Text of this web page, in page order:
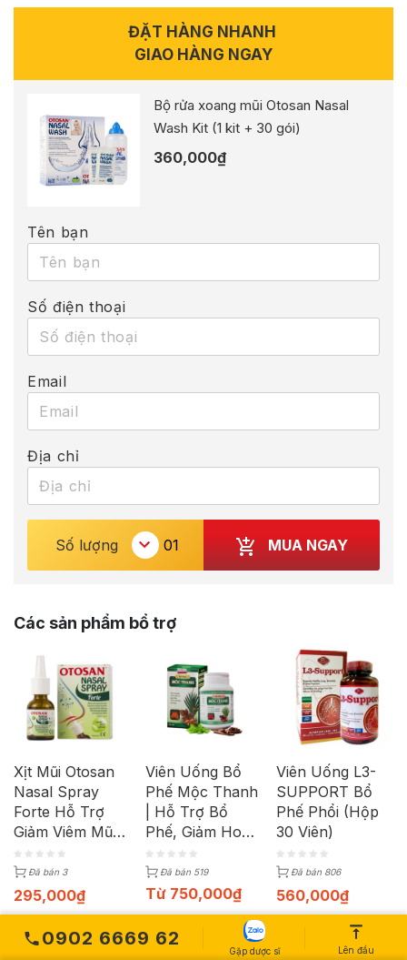
ĐẶT HÀNG NHANH
GIAO HÀNG NGAY
Bộ rửa xoang mũi Otosan Nasal
Wash Kit (1 kit + 30 gói)
360,000₫
Tên bạn
Số điện thoại
Email
Địa chỉ
Số lượng MUA NGAY
Các sản phẩm bổ trợ
Xịt Mũi Otosan
Nasal Spray
Forte Hỗ Trợ
Giảm Viêm Mũi
Dị Ứng Chai
30mlĐã bán 3
295,000₫
Viên Uống Bổ
Phế Mộc Thanh
| Hỗ Trợ Bổ
Phế, Giảm Ho |
Hộp 60 Viên
Đã bán 519
Từ 750,000₫
Viên Uống L3-
SUPPORT Bổ
Phế Phổi (Hộp
30 Viên)
Đã bán 806
560,000₫
0902 6669 62
Gặp dược sĩ Lên đầu